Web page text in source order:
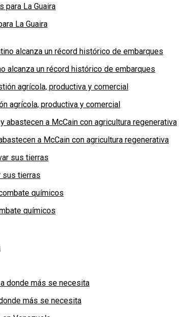
La Guaira
alcanza un récord histórico de embarques
agrícola, productiva y comercial
a McCain con agricultura regenerativa
sus tierras
químicos
más se necesita